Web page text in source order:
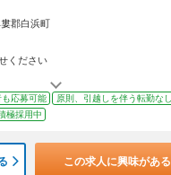
郡白浜町
ください
応募可能
原則、引越しを伴う転勤なし
極採用中
この求人に興味がある